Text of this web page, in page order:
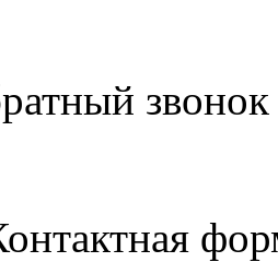
звонок